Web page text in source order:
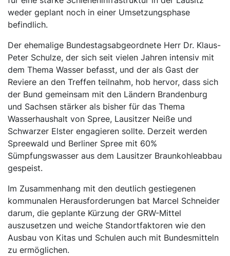
weder geplant noch in einer Umsetzungsphase
befindlich.
Der ehemalige Bundestagsabgeordnete Herr Dr. Klaus-
Peter Schulze, der sich seit vielen Jahren intensiv mit
dem Thema Wasser befasst, und der als Gast der
Reviere an den Treffen teilnahm, hob hervor, dass sich
der Bund gemeinsam mit den Ländern Brandenburg
und Sachsen stärker als bisher für das Thema
Wasserhaushalt von Spree, Lausitzer Neiße und
Schwarzer Elster engagieren sollte. Derzeit werden
Spreewald und Berliner Spree mit 60%
Sümpfungswasser aus dem Lausitzer Braunkohleabbau
gespeist.
Im Zusammenhang mit den deutlich gestiegenen
kommunalen Herausforderungen bat Marcel Schneider
darum, die geplante Kürzung der GRW-Mittel
auszusetzen und weiche Standortfaktoren wie den
Ausbau von Kitas und Schulen auch mit Bundesmitteln
zu ermöglichen.